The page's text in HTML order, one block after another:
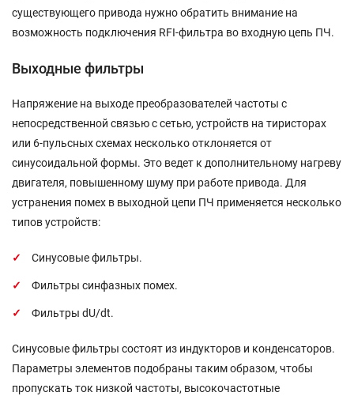
существующего привода нужно обратить внимание на
возможность подключения RFI-фильтра во входную цепь ПЧ.
Выходные фильтры
Напряжение на выходе преобразователей частоты с
непосредственной связью с сетью, устройств на тиристорах
или 6-пульсных схемах несколько отклоняется от
синусоидальной формы. Это ведет к дополнительному нагреву
двигателя, повышенному шуму при работе привода. Для
устранения помех в выходной цепи ПЧ применяется несколько
типов устройств:
Синусовые фильтры.
Фильтры синфазных помех.
Фильтры dU/dt.
Синусовые фильтры состоят из индукторов и конденсаторов.
Параметры элементов подобраны таким образом, чтобы
пропускать ток низкой частоты, высокочастотные